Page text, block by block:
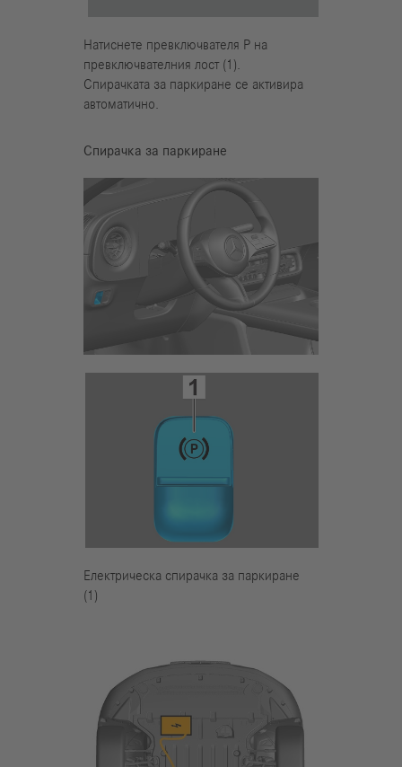
Натиснете превключвателя Р на
превключвателния лост (1).
Спирачката за паркиране се активира
автоматично.
Спирачка за паркиране
Електрическа спирачка за паркиране
(1)